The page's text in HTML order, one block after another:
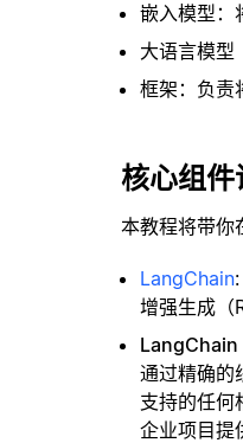
嵌入模型：
大语言模型
框架：负责
核心组件
本教程将带你
LangChain
增强生成（
通过精确的
支持的任何
企业项目提